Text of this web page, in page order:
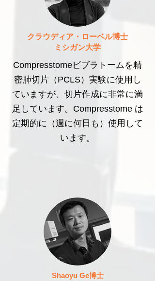
クラウディア・ローベル博士
ミシガン大学
Compresstomeビブラトームを精
密肺切片（PCLS）実験に使用し
ていますが、切片作成に非常に満
足しています。Compresstome は
定期的に（週に何日も）使用して
います。
Shaoyu Ge博士